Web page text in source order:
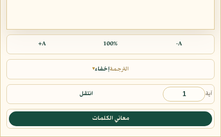
A-
100%
A+
الترجمةإخفاء▾
آية انتقل
معاني الكلمات